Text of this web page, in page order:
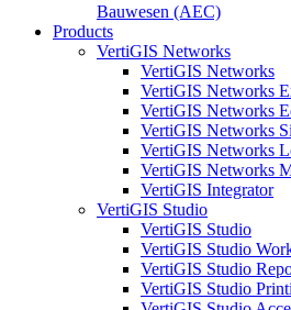
Bauwesen (AEC)
Products
VertiGIS Networks
VertiGIS Networks
VertiGIS Networks
VertiGIS Networks
VertiGIS Networks
VertiGIS Networks
VertiGIS Networks
VertiGIS Integrator
VertiGIS Studio
VertiGIS Studio
VertiGIS Studio
VertiGIS Studio
VertiGIS Studio